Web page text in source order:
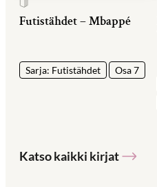
Futistähdet – Mbappé
Sarja: Futistähdet Osa 7
Katso kaikki kirjat